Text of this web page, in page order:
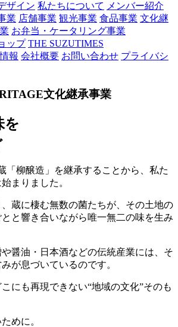
ザイン 私たちについて メンバー紹介
業 店舗事業 観光事業 食品事業 文化継
お弁当・ケータリング事業
ップ THE SUZUTIMES
報 会社概要 お問い合わせ プライバシ
文化継承事業
を
「柳醸造」を継承することから、私た
まりました。
蔵に棲む無数の菌たちが、その土地の
と響き合いながら唯一無二の味を生み
醤油・日本酒などの伝統産業には、そ
が息づいているのです。
にも再現できない“地域の文化”そのも
めに。